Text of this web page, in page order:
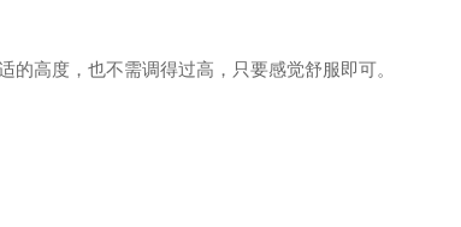
的高度，也不需调得过高，只要感觉舒服即可。